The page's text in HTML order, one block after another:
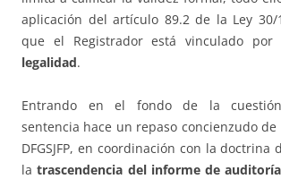
aplicación del artículo 89.2 de la Ley 30/
que el Registrador está vinculado por
legalidad.
Entrando en el fondo de la
sentencia hace un repaso concienzudo
DFGSJFP, en coordinación con la doctrina
latrascendencia del informe de auditoría